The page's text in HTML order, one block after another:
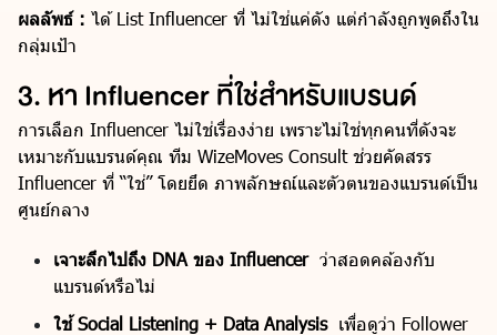
ผลลัพธ์ : ได้ List Influencer ที่ ไม่ใช่แค่ดัง แต่กำลังถูกพูดถึงใน
กลุ่มเป้า
3. หา Influencer ที่ใช่สำหรับแบรนด์
การเลือก Influencer ไม่ใช่เรื่องง่าย เพราะไม่ใช่ทุกคนที่ดังจะ
เหมาะกับแบรนด์คุณ ทีม WizeMoves Consult ช่วยคัดสรร
Influencer ที่ “ใช่” โดยยึด ภาพลักษณ์และตัวตนของแบรนด์เป็น
ศูนย์กลาง
เจาะลึกไปถึง DNA ของ Influencer ว่าสอดคล้องกับ
แบรนด์หรือไม่
ใช้ Social Listening + Data Analysis เพื่อดูว่า Follower